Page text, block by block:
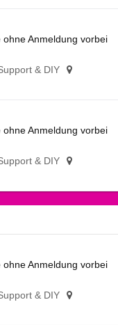
Anmeldung vorbei
& DIY
Anmeldung vorbei
& DIY
Anmeldung vorbei
& DIY